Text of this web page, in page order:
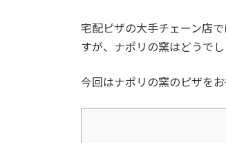
宅配ピザの大手チェーン店
すが、ナポリの窯はどうでし
今回はナポリの窯のピザを